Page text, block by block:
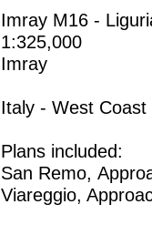
Imray M16 -
1:325,000
Imray
Italy - West Coast
Plans included:
San Remo,
Viareggio,